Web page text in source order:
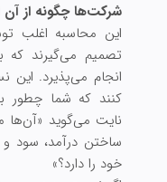
شرکت‌ها چگونه از آن
این محاسبه اغلب
تصمیم می‌گیرند که
انجام می‌پذیرد.
کنند که شما چطور
نایت می‌گوید «آن‌ها
ساختن درآمد، سود
خود را دارد؟»